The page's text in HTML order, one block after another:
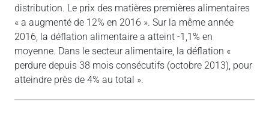
distribution. Le prix des matières premières alimentaires
« a augmenté de 12% en 2016 ». Sur la même année
2016, la déflation alimentaire a atteint -1,1% en
moyenne. Dans le secteur alimentaire, la déflation «
perdure depuis 38 mois consécutifs (octobre 2013), pour
atteindre près de 4% au total ».